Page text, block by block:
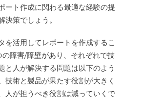
ート作成に関わる最適な経験の提
決策でしょう。
を活用してレポートを作成するこ
の障害/障壁があり、それぞれで技
と人が解決する問題は以下のよう
技術と製品が果たす役割が大きく
人が担うべき役割は減っていくで